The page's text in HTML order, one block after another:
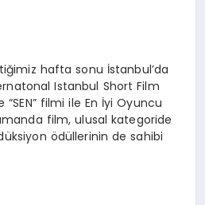
hafta sonu İstanbul’da
Istanbul Short Film
“SEN” filmi ile En İyi Oyuncu
film, ulusal kategoride
ödüllerinin de sahibi